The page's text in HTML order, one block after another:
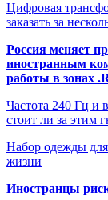
Цифровая
заказать за
Россия меняет
иностранным
работы в зонах
Частота 240 Гц и
стоит ли за этим
Набор одежды
жизни
Иностранцы